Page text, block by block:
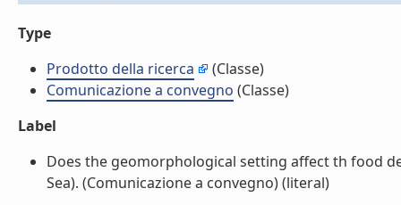
Type
Prodotto della ricerca
(Classe)
Comunicazione a convegno (Classe)
Label
Does the geomorphological setting affect th food
Sea). (Comunicazione a convegno) (literal)